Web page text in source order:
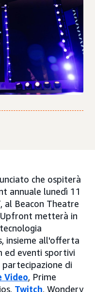
che ospiterà
annuale lunedì 11
al Beacon Theatre
Upfront metterà in
insieme all'offerta
ed eventi sportivi
di
Video, Prime
Twitch, Wondery